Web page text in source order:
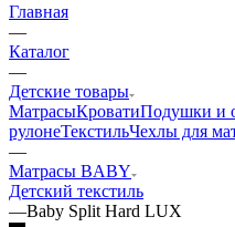
Главная
—
Каталог
—
Детские товары
МатрасыКроватиПодушки и
рулонеТекстильЧехлы для
—
Матрасы BABY
Детский текстиль
—Baby Split Hard LUX